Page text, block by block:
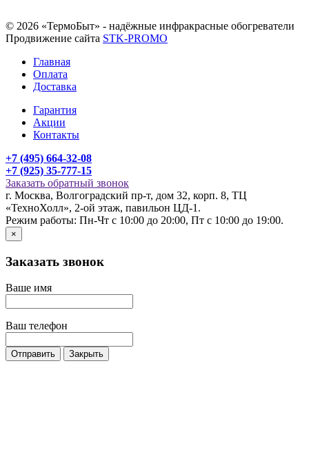
© 2026 «ТермоБыт» - надёжные инфракрасные обогреватели
Продвижение сайта STK-PROMO
Главная
Оплата
Доставка
Гарантия
Акции
Контакты
+7 (495) 664-32-08
+7 (925) 35-777-15
Заказать обратный звонок
г. Москва, Волгоградский пр-т, дом 32, корп. 8, ТЦ
«ТехноХолл», 2-ой этаж, павильон ЦД-1.
Режим работы: Пн-Чт с 10:00 до 20:00, Пт с 10:00 до 19:00.
×
Заказать звонок
Ваше имя
Ваш телефон
Отправить Закрыть